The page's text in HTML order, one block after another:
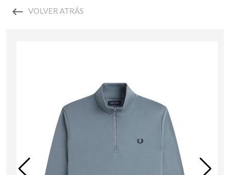
VOLVER ATRÁS